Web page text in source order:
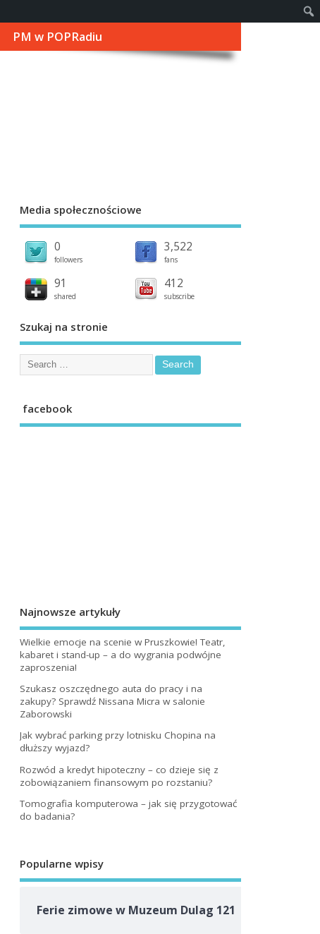
PM w POPRadiu
Media społecznościowe
0
followers
3,522
fans
91
shared
412
subscribe
Szukaj na stronie
facebook
Najnowsze artykuły
Wielkie emocje na scenie w Pruszkowie! Teatr,
kabaret i stand-up – a do wygrania podwójne
zaproszenia!
Szukasz oszczędnego auta do pracy i na
zakupy? Sprawdź Nissana Micra w salonie
Zaborowski
Jak wybrać parking przy lotnisku Chopina na
dłuższy wyjazd?
Rozwód a kredyt hipoteczny – co dzieje się z
zobowiązaniem finansowym po rozstaniu?
Tomografia komputerowa – jak się przygotować
do badania?
Popularne wpisy
Ferie zimowe w Muzeum Dulag 121